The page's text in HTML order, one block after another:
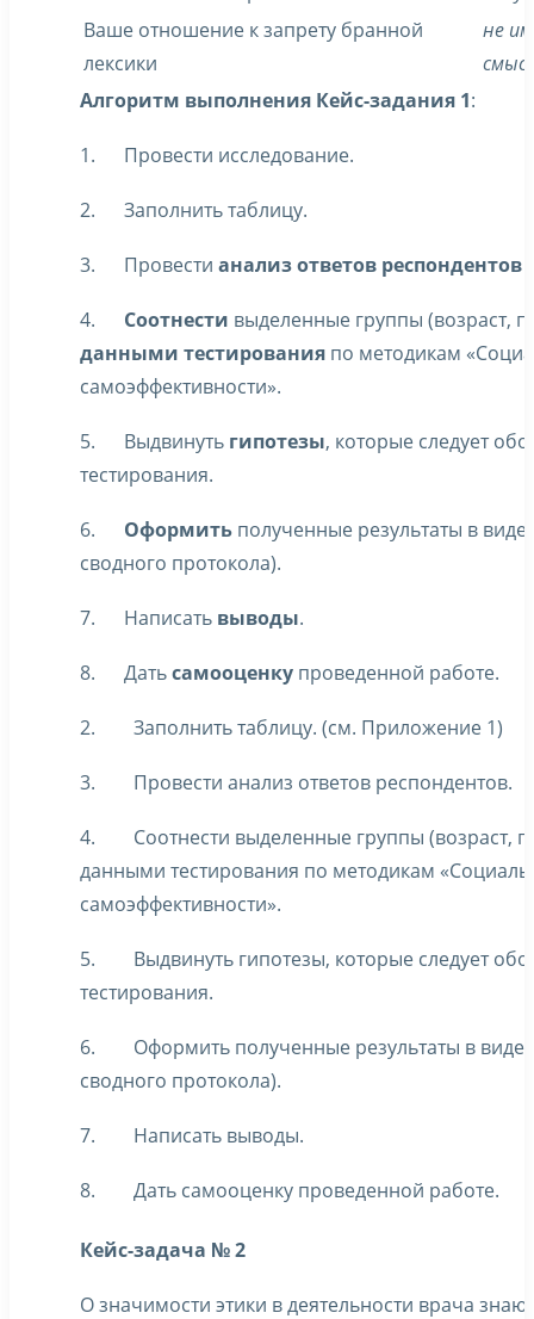
Ваше отношение к запрету бранной
лексики
не
Алгоритм выполнения Кейс-задания 1:
1. Провести исследование.
2. Заполнить таблицу.
3. Провести анализ ответов респондентов
4. Соотнести выделенные группы (возраст,
данными тестирования по методикам
самоэффективности».
5. Выдвинуть гипотезы, которые следует
тестирования.
6. Оформить полученные результаты в
сводного протокола).
7. Написать выводы.
8. Датьсамооценку проведенной работе.
2. Заполнить таблицу. (см. Приложение 1)
3. Провести анализ ответов респондентов.
4. Соотнести выделенные группы (возраст,
данными тестирования по методикам
самоэффективности».
5. Выдвинуть гипотезы, которые следует
тестирования.
6. Оформить полученные результаты в виде
сводного протокола).
7. Написать выводы.
8. Дать самооценку проведенной работе.
Кейс-задача № 2
О значимости этики в деятельности врача